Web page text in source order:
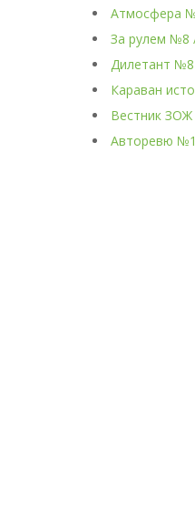
Атмосфера
За рулем №8
Дилетант
Караван
Вестник
Авторевю